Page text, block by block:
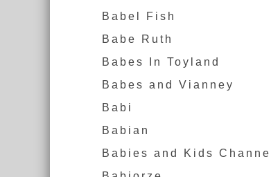
Babel Fish
Babe Ruth
Babes In Toyland
Babes and Vianney
Babi
Babian
Babies and Kids Channel